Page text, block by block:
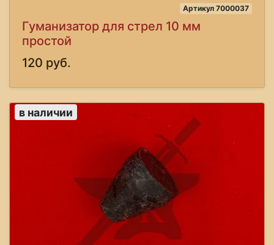
Артикул 7000037
Гуманизатор для стрел 10 мм
простой
120 руб.
в наличии